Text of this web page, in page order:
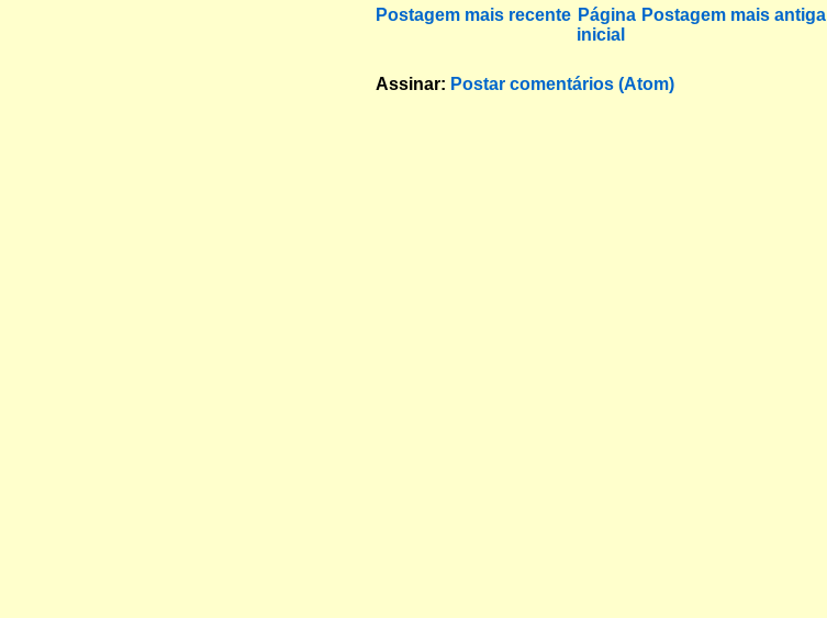
Postagem mais recente Postagem mais antiga
Página
inicial
Assinar: Postar comentários (Atom)